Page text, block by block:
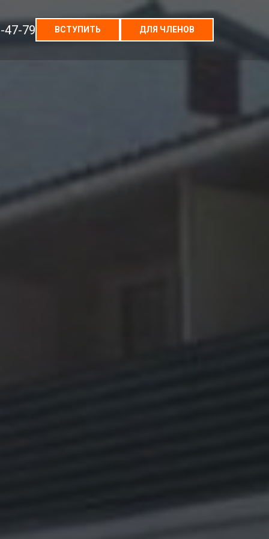
47-79 ВСТУПИТЬ ДЛЯ ЧЛЕНОВ